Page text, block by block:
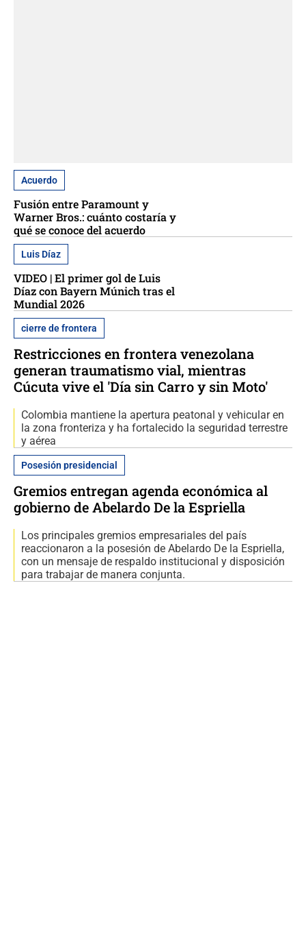
Acuerdo
Fusión entre Paramount y
Warner Bros.: cuánto costaría y
qué se conoce del acuerdo
Luis Díaz
VIDEO | El primer gol de Luis
Díaz con Bayern Múnich tras el
Mundial 2026
cierre de frontera
Restricciones en frontera venezolana
generan traumatismo vial, mientras
Cúcuta vive el 'Día sin Carro y sin Moto'
Colombia mantiene la apertura peatonal y vehicular en
la zona fronteriza y ha fortalecido la seguridad terrestre
y aérea
Posesión presidencial
Gremios entregan agenda económica al
gobierno de Abelardo De la Espriella
Los principales gremios empresariales del país
reaccionaron a la posesión de Abelardo De la Espriella,
con un mensaje de respaldo institucional y disposición
para trabajar de manera conjunta.